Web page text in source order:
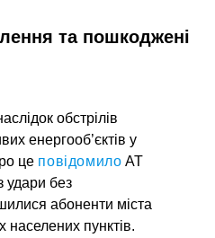
та пошкоджені
обстрілів
енергооб’єктів у
це повідомило АТ
удари без
абоненти міста
населених пунктів.